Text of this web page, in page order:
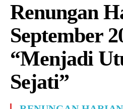
Renungan
September
“Menjadi
Sejati”